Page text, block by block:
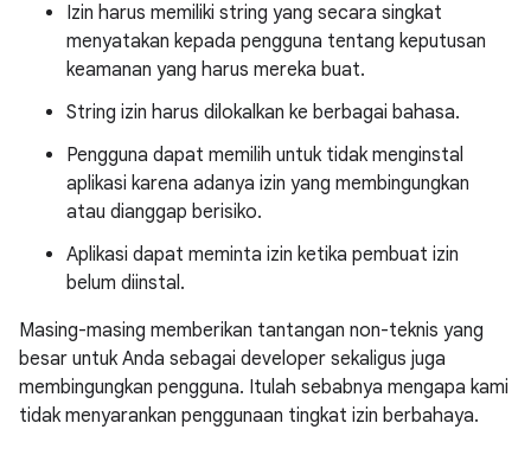
Izin harus memiliki string yang secara singkat
menyatakan kepada pengguna tentang keputusan
keamanan yang harus mereka buat.
String izin harus dilokalkan ke berbagai bahasa.
Pengguna dapat memilih untuk tidak menginstal
aplikasi karena adanya izin yang membingungkan
atau dianggap berisiko.
Aplikasi dapat meminta izin ketika pembuat izin
belum diinstal.
Masing-masing memberikan tantangan non-teknis yang
besar untuk Anda sebagai developer sekaligus juga
membingungkan pengguna. Itulah sebabnya mengapa kami
tidak menyarankan penggunaan tingkat izin berbahaya.